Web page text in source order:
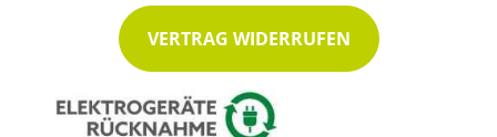
VERTRAG WIDERRUFEN